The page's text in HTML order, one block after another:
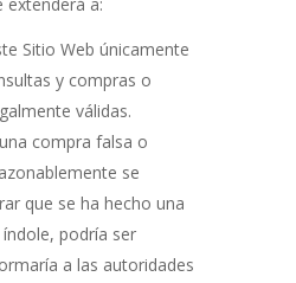
Sitio Web únicamente
y compras o
válidas.
compra falsa o
se
que se ha hecho una
podría ser
a las autoridades